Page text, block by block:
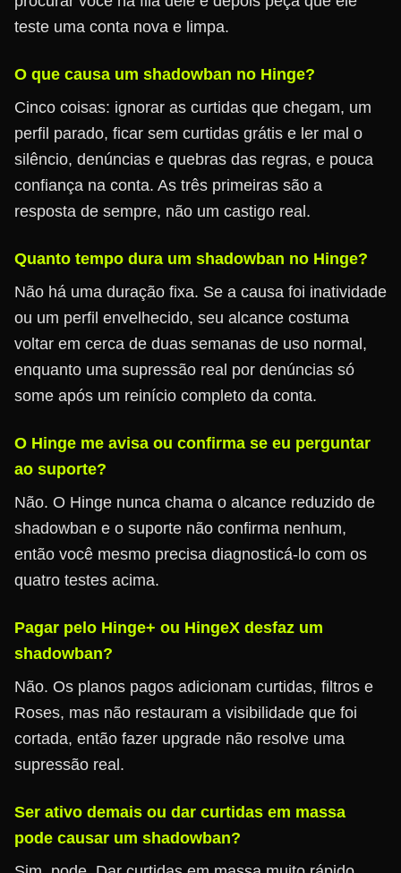
teste uma conta nova e limpa.
O que causa um shadowban no Hinge?
Cinco coisas: ignorar as curtidas que chegam, um
perfil parado, ficar sem curtidas grátis e ler mal o
silêncio, denúncias e quebras das regras, e pouca
confiança na conta. As três primeiras são a
resposta de sempre, não um castigo real.
Quanto tempo dura um shadowban no Hinge?
Não há uma duração fixa. Se a causa foi inatividade
ou um perfil envelhecido, seu alcance costuma
voltar em cerca de duas semanas de uso normal,
enquanto uma supressão real por denúncias só
some após um reinício completo da conta.
O Hinge me avisa ou confirma se eu perguntar
ao suporte?
Não. O Hinge nunca chama o alcance reduzido de
shadowban e o suporte não confirma nenhum,
então você mesmo precisa diagnosticá-lo com os
quatro testes acima.
Pagar pelo Hinge+ ou HingeX desfaz um
shadowban?
Não. Os planos pagos adicionam curtidas, filtros e
Roses, mas não restauram a visibilidade que foi
cortada, então fazer upgrade não resolve uma
supressão real.
Ser ativo demais ou dar curtidas em massa
pode causar um shadowban?